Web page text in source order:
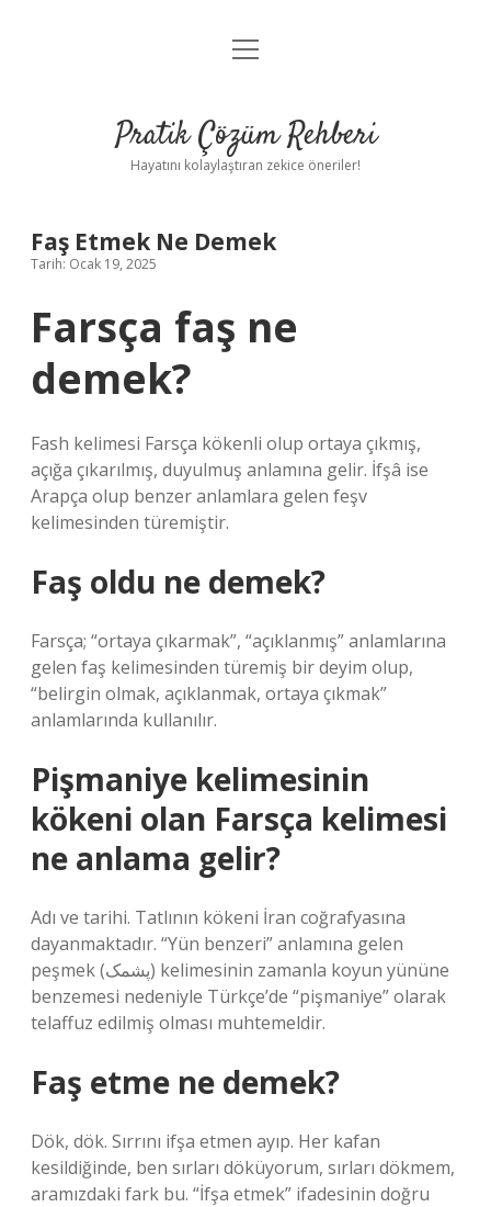
Anasayfa
Yasal Uyarı
menüyü
Pratik Çözüm Rehberi
Hayatını kolaylaştıran zekice öneriler!
Faş Etmek Ne Demek
Tarih: Ocak 19, 2025
Farsça faş ne
demek?
Fash kelimesi Farsça kökenli olup ortaya çıkmış,
açığa çıkarılmış, duyulmuş anlamına gelir. İfşâ ise
Arapça olup benzer anlamlara gelen feşv
kelimesinden türemiştir.
Faş oldu ne demek?
Farsça; “ortaya çıkarmak”, “açıklanmış” anlamlarına
gelen faş kelimesinden türemiş bir deyim olup,
“belirgin olmak, açıklanmak, ortaya çıkmak”
anlamlarında kullanılır.
Pişmaniye kelimesinin
kökeni olan Farsça kelimesi
ne anlama gelir?
Adı ve tarihi. Tatlının kökeni İran coğrafyasına
dayanmaktadır. “Yün benzeri” anlamına gelen
peşmek (پشمک) kelimesinin zamanla koyun yününe
benzemesi nedeniyle Türkçe’de “pişmaniye” olarak
telaffuz edilmiş olması muhtemeldir.
Faş etme ne demek?
Dök, dök. Sırrını ifşa etmen ayıp. Her kafan
kesildiğinde, ben sırları döküyorum, sırları dökmem,
aramızdaki fark bu. “İfşa etmek” ifadesinin doğru